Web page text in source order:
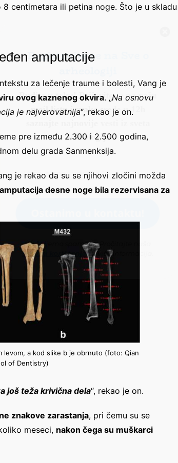
centimetara ili petina noge. Što je u skladu
amputacije
za lečenje traume i bolesti, Vang je
ovog kaznenog okvira. „Na osnovu
je najverovatnija“, rekao je on.
pre između 2.300 i 2.500 godina,
delu grada Sanmenksija.
je rekao da su se njihovi zločini možda
desne noge bila rezervisana za
levom, a kod slike b je obrnuto (foto: Qian
of Dentistry)
još teža krivična dela“, rekao je on.
znakove zarastanja, pri čemu su se
meseci, nakon čega su muškarci
arheologije
pravila korišćenjaza više informacija.